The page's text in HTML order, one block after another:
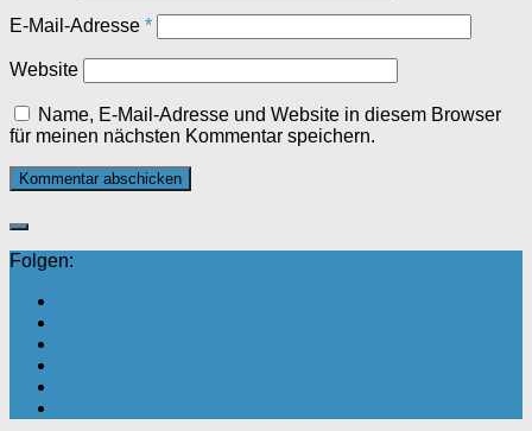
E-Mail-Adresse *
Website
Name, E-Mail-Adresse und Website in diesem Browser
für meinen nächsten Kommentar speichern.
Folgen: